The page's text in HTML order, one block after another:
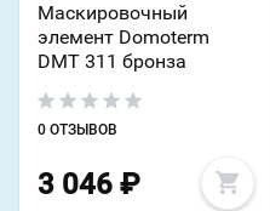
Маскировочный
элемент Domoterm
DMT 311 бронза
0 ОТЗЫВОВ
3 046 ₽